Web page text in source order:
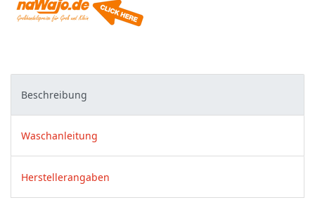
Beschreibung
Waschanleitung
Herstellerangaben